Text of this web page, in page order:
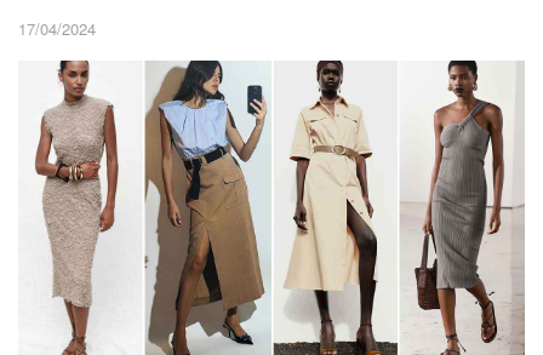
17/04/2024